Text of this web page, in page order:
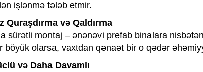
işlənmə tələb etmir.
Quraşdırma və Qaldırma
sürətli montaj – ənənəvi prefab binalara
böyük olarsa, vaxtdan qənaət bir o qədər
və Daha Davamlı